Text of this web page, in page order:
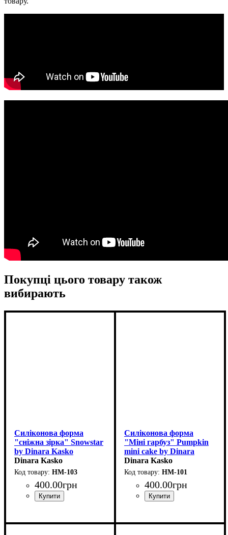
Покупці цього товару також
вибирають
Cиліконова форма
"сніжна зірка" Snowstar
by Dinara Kasko
(d8см,h4см,130мл)
Dinara Kasko
HM-103
400.00грн
Силіконова форма
"Міні гарбуз" Pumpkin
mini cake by Dinara
Kasko
(d70мм,h50мм,130мл)
Dinara Kasko
HM-101
400.00грн